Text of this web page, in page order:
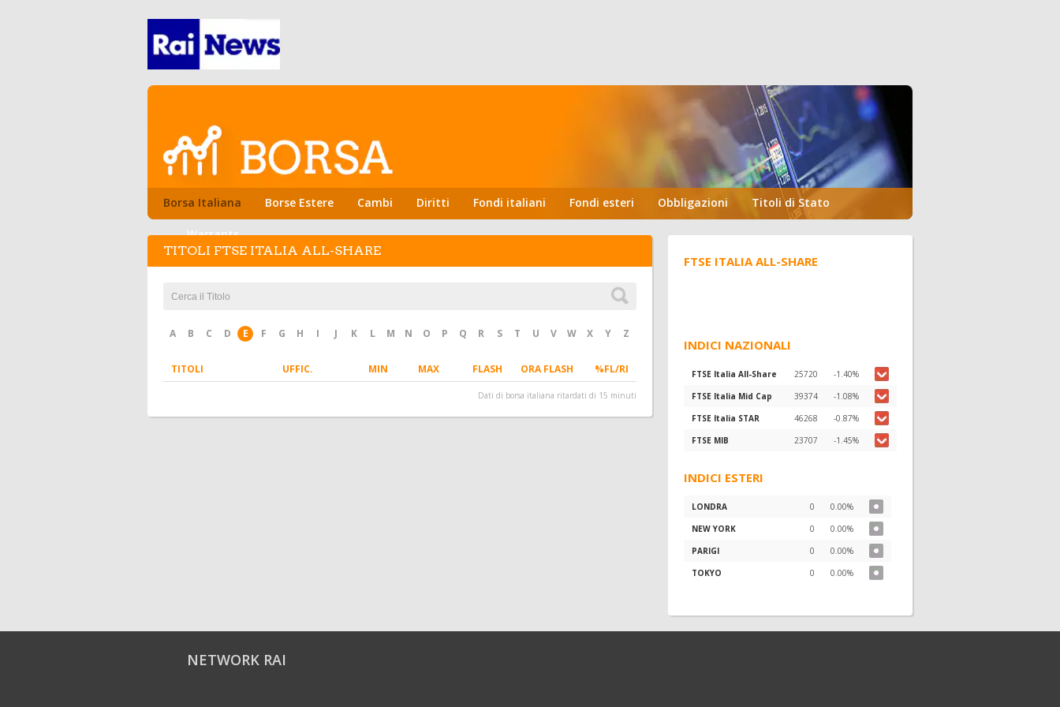
Borsa Italiana Borse Estere Cambi Diritti Fondi italiani Fondi esteri Obbligazioni Titoli di Stato
Warrants
TITOLI FTSE ITALIA ALL-SHARE
A B C D E F G H I J K L M N O P Q R S T U V W X Y Z
TITOLI UFFIC. MIN MAX FLASH ORA FLASH %FL/RI
Dati di borsa italiana ritardati di 15 minuti
FTSE ITALIA ALL-SHARE
INDICI NAZIONALI
FTSE Italia All-Share 25720
-1.40%
FTSE Italia Mid Cap
39374
-1.08%
FTSE Italia STAR
46268
-0.87%
FTSE MIB
23707 -1.45%
INDICI ESTERI
LONDRA 0
0.00%
NEW YORK
0
0.00%
PARIGI
0
0.00%
TOKYO
0 0.00%
NETWORK RAI